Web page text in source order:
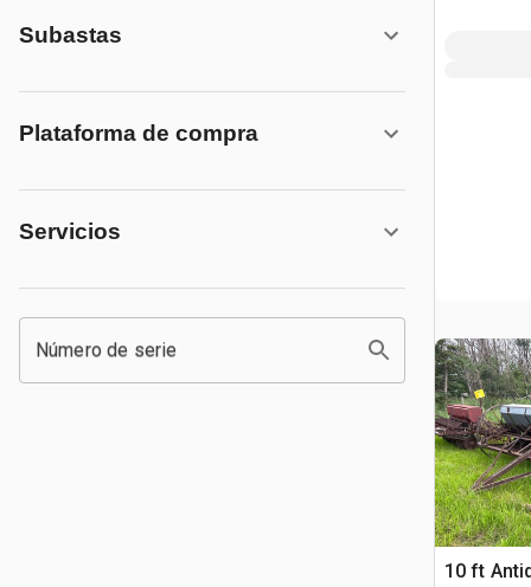
Subastas
Plataforma de compra
Servicios
Número de serie
10 ft